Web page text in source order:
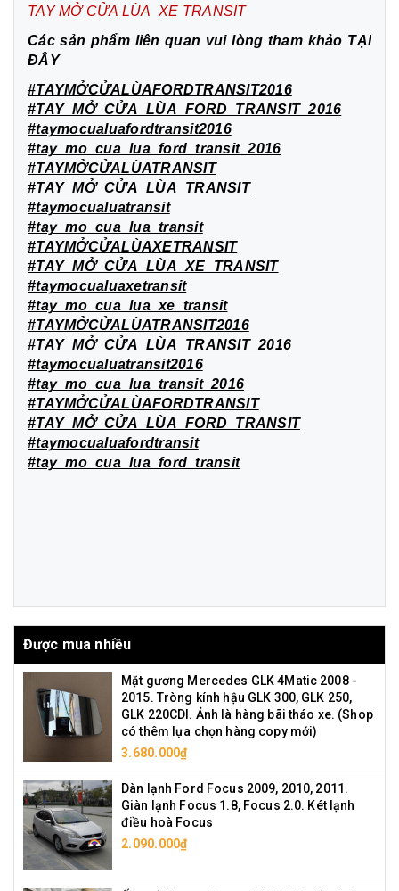
TAY MỞ CỬA LÙA XE TRANSIT
Các sản phẩm liên quan vui lòng tham khảo TẠI
ĐÂY
#TAYMỞCỬALÙAFORDTRANSIT2016
#TAY_MỞ_CỬA_LÙA_FORD_TRANSIT_2016
#taymocualuafordtransit2016
#tay_mo_cua_lua_ford_transit_2016
#TAYMỞCỬALÙATRANSIT
#TAY_MỞ_CỬA_LÙA_TRANSIT
#taymocualuatransit
#tay_mo_cua_lua_transit
#TAYMỞCỬALÙAXETRANSIT
#TAY_MỞ_CỬA_LÙA_XE_TRANSIT
#taymocualuaxetransit
#tay_mo_cua_lua_xe_transit
#TAYMỞCỬALÙATRANSIT2016
#TAY_MỞ_CỬA_LÙA_TRANSIT_2016
#taymocualuatransit2016
#tay_mo_cua_lua_transit_2016
#TAYMỞCỬALÙAFORDTRANSIT
#TAY_MỞ_CỬA_LÙA_FORD_TRANSIT
#taymocualuafordtransit
#tay_mo_cua_lua_ford_transit
Được mua nhiều
Mặt gương Mercedes GLK 4Matic 2008 -
2015. Tròng kính hậu GLK 300, GLK 250,
GLK 220CDI. Ảnh là hàng bãi tháo xe. (Shop
có thêm lựa chọn hàng copy mới)
3.680.000₫
Dàn lạnh Ford Focus 2009, 2010, 2011.
Giàn lạnh Focus 1.8, Focus 2.0. Két lạnh
điều hoà Focus
2.090.000₫